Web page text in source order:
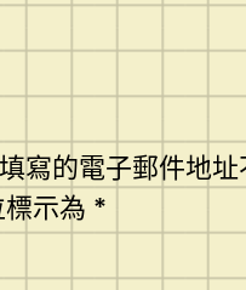
寫的電子郵件地
示為 *